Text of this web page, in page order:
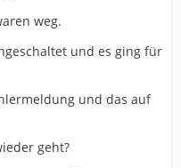
weg.
und es ging für
und das auf
geht?